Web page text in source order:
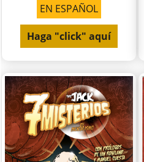
EN ESPAÑOL
Haga "click" aquí